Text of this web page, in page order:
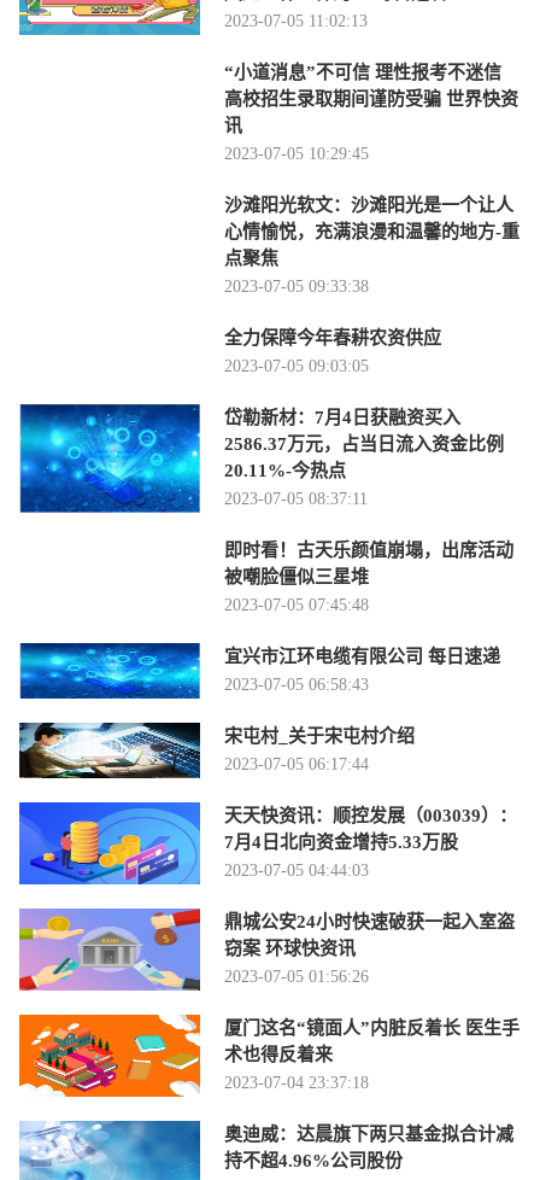
2023-07-05 11:02:13
“小道消息”不可信 理性报考不迷信
高校招生录取期间谨防受骗 世界快资
讯
2023-07-05 10:29:45
沙滩阳光软文：沙滩阳光是一个让人
心情愉悦，充满浪漫和温馨的地方-重
点聚焦
2023-07-05 09:33:38
全力保障今年春耕农资供应
2023-07-05 09:03:05
岱勒新材：7月4日获融资买入
2586.37万元，占当日流入资金比例
20.11%-今热点
2023-07-05 08:37:11
即时看！古天乐颜值崩塌，出席活动
被嘲脸僵似三星堆
2023-07-05 07:45:48
宜兴市江环电缆有限公司 每日速递
2023-07-05 06:58:43
宋屯村_关于宋屯村介绍
2023-07-05 06:17:44
天天快资讯：顺控发展（003039）：
7月4日北向资金增持5.33万股
2023-07-05 04:44:03
鼎城公安24小时快速破获一起入室盗
窃案 环球快资讯
2023-07-05 01:56:26
厦门这名“镜面人”内脏反着长 医生手
术也得反着来
2023-07-04 23:37:18
奥迪威：达晨旗下两只基金拟合计减
持不超4.96%公司股份